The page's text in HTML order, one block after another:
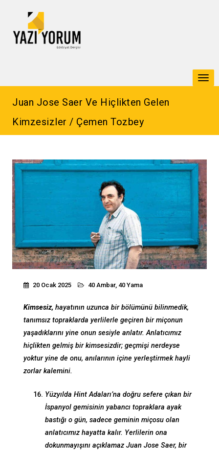
Juan Jose Saer Ve Hiçlikten Gelen
Kimzesizler / Çemen Tozbey
20 Ocak 2025 40 Ambar, 40 Yama
Kimsesiz, hayatının uzunca bir bölümünü bilinmedik,
tanımsız topraklarda yerlilerle geçiren bir miçonun
yaşadıklarını yine onun sesiyle anlatır. Anlatıcımız
hiçlikten gelmiş bir kimsesizdir; geçmişi nerdeyse
yoktur yine de onu, anılarının içine yerleştirmek hayli
zorlar kalemini.
Yüzyılda Hint Adaları’na doğru sefere çıkan bir
İspanyol gemisinin yabancı topraklara ayak
bastığı o gün, sadece geminin miçosu olan
anlatıcımız hayatta kalır. Yerlilerin ona
dokunmayışını açıklamaz Juan Jose Saer, bir